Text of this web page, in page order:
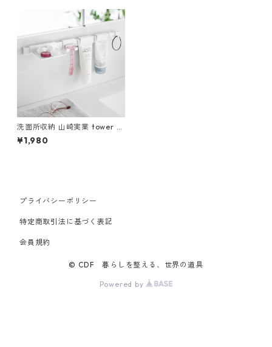
洗面所収納 山崎実業 tower タ
ワー フィルムフック洗顔用品
収納セット ホワイト
¥1,980
プライバシーポリシー
特定商取引法に基づく表記
会員規約
© CDF 暮らしを整える、世界の道具
Powered by